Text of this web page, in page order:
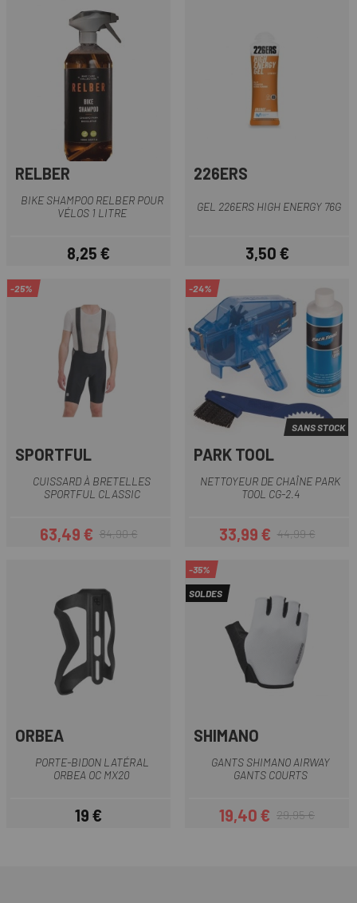
RELBER
BIKE SHAMPOO RELBER POUR
VÉLOS 1 LITRE
Prix
8,25 €
226ERS
GEL 226ERS HIGH ENERGY 76G
Prix
3,50 €
-25%
SPORTFUL
CUISSARD À BRETELLES
SPORTFUL CLASSIC
Prix
63,49 €Prix habituel
84,90 €
-24%
SANS STOCK
PARK TOOL
NETTOYEUR DE CHAÎNE PARK
TOOL CG-2.4
Prix
33,99 €Prix habituel
44,99 €
ORBEA
PORTE-BIDON LATÉRAL
ORBEA OC MX20
Prix
19 €
-35%
SOLDES
SHIMANO
GANTS SHIMANO AIRWAY
GANTS COURTS
Prix
19,40 €Prix habituel
29,95 €